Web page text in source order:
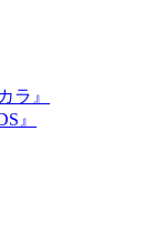
ラ』
』